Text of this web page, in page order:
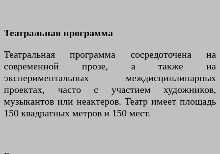
Театральная программа
Театральная программа сосредоточена на
современной прозе, а также на
экспериментальных междисциплинарных
проектах, часто с участием художников,
музыкантов или неактеров. Театр имеет площадь
150 квадратных метров и 150 мест.